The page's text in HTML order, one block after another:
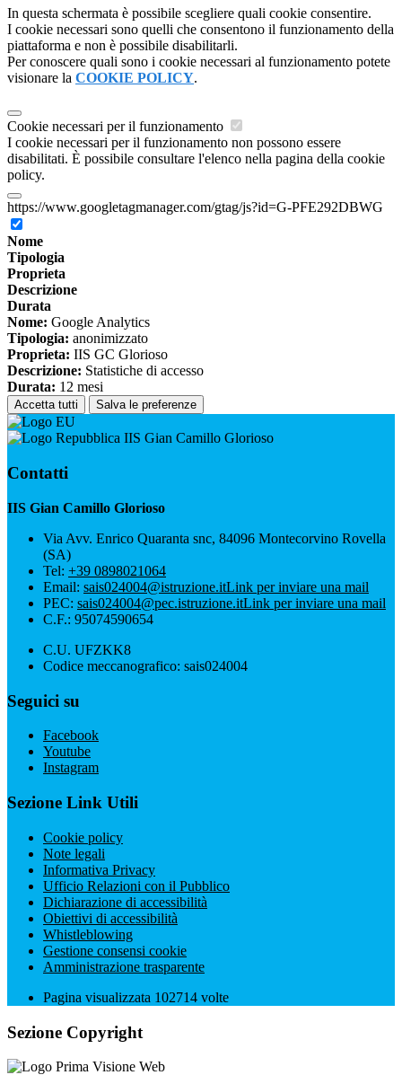
In questa schermata è possibile scegliere quali cookie consentire.
I cookie necessari sono quelli che consentono il funzionamento della
piattaforma e non è possibile disabilitarli.
Per conoscere quali sono i cookie necessari al funzionamento potete
visionare la COOKIE POLICY.
Cookie necessari per il funzionamento
I cookie necessari per il funzionamento non possono essere
disabilitati. È possibile consultare l'elenco nella pagina della cookie
policy.
https://www.googletagmanager.com/gtag/js?id=G-PFE292DBWG
Nome
Tipologia
Proprieta
Descrizione
Durata
Nome: Google Analytics
Tipologia: anonimizzato
Proprieta: IIS GC Glorioso
Descrizione: Statistiche di accesso
Durata: 12 mesi
Accetta tutti Salva le preferenze
IIS Gian Camillo Glorioso
Contatti
IIS Gian Camillo Glorioso
Via Avv. Enrico Quaranta snc, 84096 Montecorvino Rovella
(SA)
Tel: +39 0898021064
Email: sais024004@istruzione.itLink per inviare una mail
PEC: sais024004@pec.istruzione.itLink per inviare una mail
C.F.: 95074590654
C.U. UFZKK8
Codice meccanografico: sais024004
Seguici su
Facebook
Youtube
Instagram
Sezione Link Utili
Cookie policy
Note legali
Informativa Privacy
Ufficio Relazioni con il Pubblico
Dichiarazione di accessibilità
Obiettivi di accessibilità
Whistleblowing
Gestione consensi cookie
Amministrazione trasparente
Pagina visualizzata 102714 volte
Sezione Copyright